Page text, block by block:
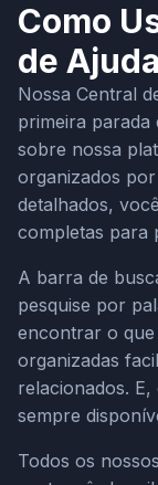
Como
de Ajuda
Nossa Central
primeira parada
sobre nossa
organizados
detalhados,
completas para
A barra de
pesquise por
encontrar o
organizadas
relacionados.
sempre
Todos os